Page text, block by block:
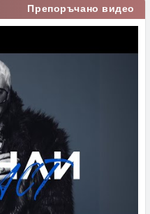
Препоръчано видео